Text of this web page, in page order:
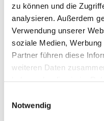
zu können und die
analysieren. Außerdem
Verwendung unserer
soziale Medien,
Partner führen diese
weiteren Daten
Notwendig
préférées.
Ingrédients pour
1 kg de rôti de bœuf
3 cs d’huile pour frire,
1 bouquet garni
quelques clous de